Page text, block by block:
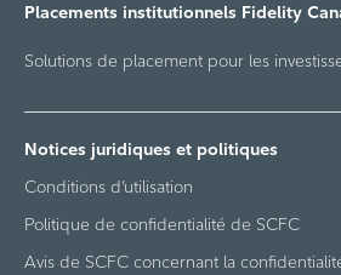
Placements institutionnels Fidelity
Solutions de placement pour les
Notices juridiques et politiques
Conditions d’utilisation
Politique de confidentialité de SCFC
Avis de SCFC concernant la